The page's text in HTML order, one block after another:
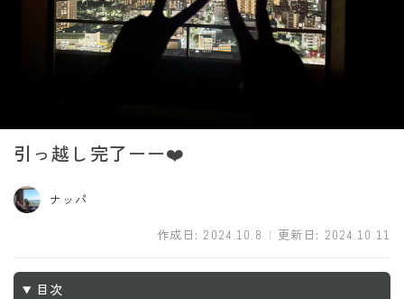
引っ越し完了ーー❤️
ナッパ
作成日:2024.10.8 更新日: 2024.10.11
目次